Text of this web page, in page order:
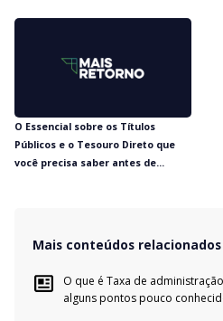
O Essencial sobre os Títulos
Públicos e o Tesouro Direto que
você precisa saber antes de
Mais conteúdos relacionados
O que é Taxa de
alguns pontos pouco